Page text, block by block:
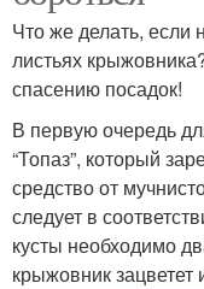
Что же делать, если
листьях
спасению посадок!
В первую очередь
“Топаз”, который
средство от
следует в
кусты необходимо
крыжовник зацветет